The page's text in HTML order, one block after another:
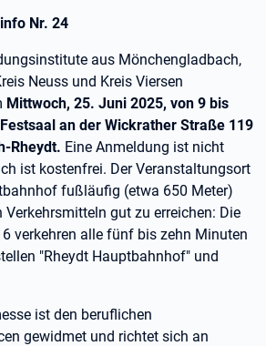
Nr. 24
aus Mönchengladbach,
Neuss und Kreis Viersen
Mittwoch, 25. Juni 2025, von 9 bis
an der Wickrather Straße 119
Rheydt. Eine Anmeldung ist nicht
ist kostenfrei. Der Veranstaltungsort
fußläufig (etwa 650 Meter)
gut zu erreichen: Die
verkehren alle fünf bis zehn Minuten
"Rheydt Hauptbahnhof" und
ist den beruflichen
gewidmet und richtet sich an